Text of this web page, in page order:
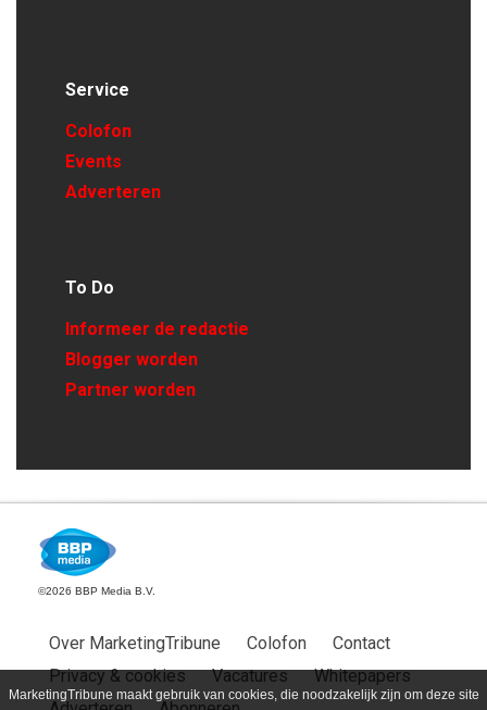
MarketingTribune maakt gebruik van cookies, die noodzakelijk zijn om deze site
Service
Colofon
Events
Adverteren
To Do
Informeer de redactie
Blogger worden
Partner worden
©2026 BBP Media B.V.
Over MarketingTribune Colofon
Contact
Privacy & cookies
Vacatures
Whitepapers